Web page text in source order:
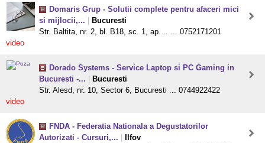
Domaris Grup - Solutii complete pentru afaceri mici
si mijlocii,...
Bucuresti
Str. Baltita, nr. 2, bl. B18, sc. 1, ap. .. ... 0752171201
video
Dorado Systems - Service Laptop si PC Gaming in
Bucuresti -...
Bucuresti
Str. Alesd, nr. 10, Sector 6, Bucuresti ... 0744922422
video
FNDA - Federatia Nationala a Degustatorilor
Autorizati - Cursuri,...
Ilfov